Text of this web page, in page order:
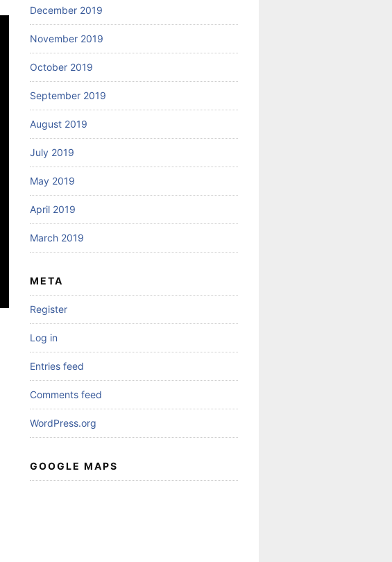
December 2019
November 2019
October 2019
September 2019
August 2019
July 2019
May 2019
April 2019
March 2019
META
Register
Log in
Entries feed
Comments feed
WordPress.org
GOOGLE MAPS